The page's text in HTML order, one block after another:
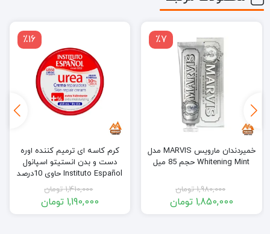
٪7
خمیردندان مارویس MARVIS مدل
Whitening Mint حجم 85 میل
1,980,000 تومان
1,850,000 تومان
٪16
کرم کاسه ای ترمیم کننده اوره
دست و بدن انستیتو اسپانول
Instituto Español حاوی 10درصد
اوره حجم 400 میل
1,410,000 تومان
1,190,000 تومان